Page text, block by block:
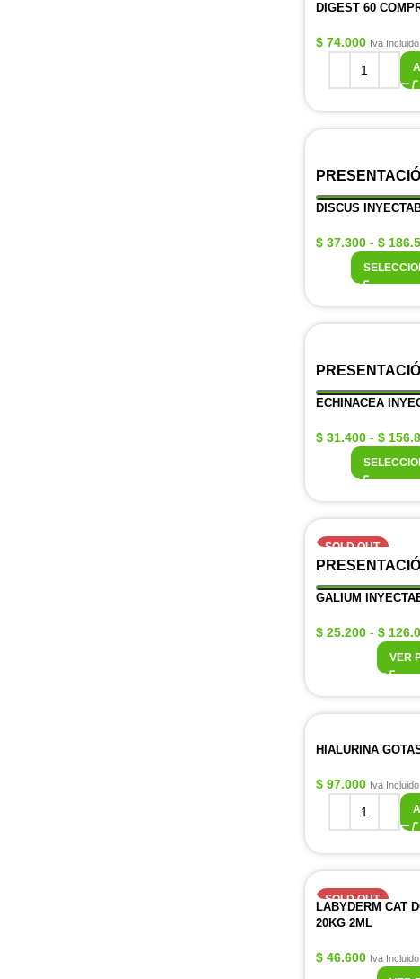
DIGEST 60
$ 74.000 Iva Incluido
DISCUS
$ 37.300 - $
ECHINACEA
$ 31.400 - $
SOLD OUT
GALIUM
$ 25.200 - $
VER
HIALURINA
$ 97.000 Iva Incluido
SOLD OUT
LABYDERM CAT
20KG 2ML
$ 46.600 Iva Incluido